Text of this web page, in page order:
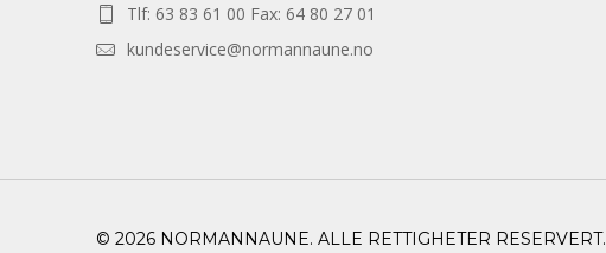
Tlf: 63 83 61 00 Fax: 64 80 27 01
kundeservice@normannaune.no
© 2026 NORMANNAUNE. ALLE RETTIGHETER RESERVERT.